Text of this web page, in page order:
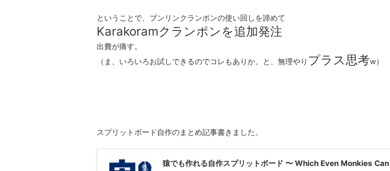
ということで、ブンリンクランポンの使い回しを諦めて
Karakoramクランポンを追加発注
出費が痛す。
（ま、いろいろお試しできるのでコレもありか。と、無理やり プラス思考w）
スプリットボード自作のまとめ記事書きました。
猿でも作れる自作スプリットボード 〜 Which Even Monkies Can